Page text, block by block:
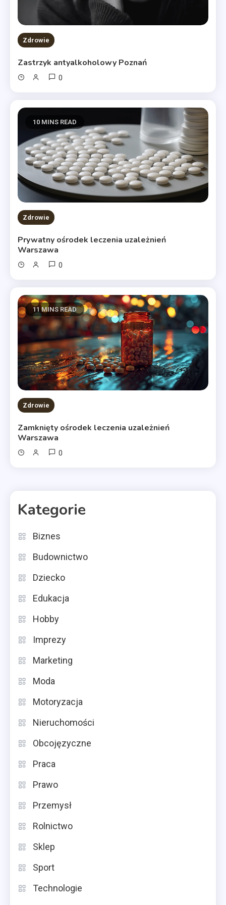
Zdrowie
Zastrzyk antyalkoholowy Poznań
0
10 MINS READ
Zdrowie
Prywatny ośrodek leczenia uzależnień
Warszawa
0
11 MINS READ
Zdrowie
Zamknięty ośrodek leczenia uzależnień
Warszawa
0
Kategorie
Biznes
Budownictwo
Dziecko
Edukacja
Hobby
Imprezy
Marketing
Moda
Motoryzacja
Nieruchomości
Obcojęzyczne
Praca
Prawo
Przemysł
Rolnictwo
Sklep
Sport
Technologie